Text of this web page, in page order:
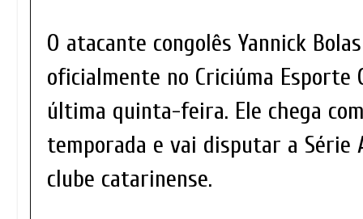
O atacante congolês Yannick
oficialmente no Criciúma Esporte
última quinta-feira. Ele chega
temporada e vai disputar a Série
clube catarinense.